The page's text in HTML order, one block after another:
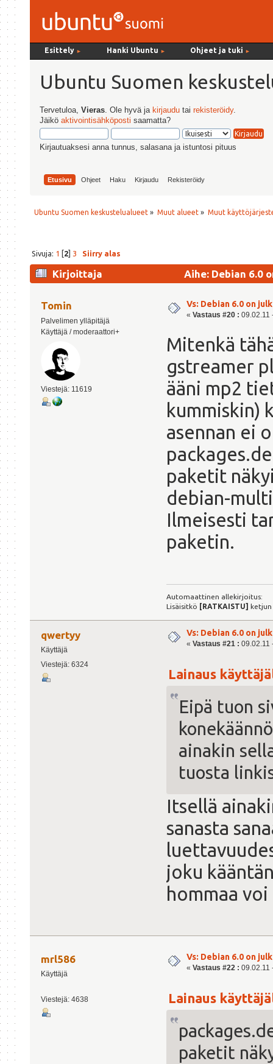
Esittely ► Hanki Ubuntu ► Ohjeet ja tuki ►
Ubuntu Suomen
Tervetuloa,Vieras . Ole hyvä ja kirjaudu tairekisteröidy.
Jäiköaktivointisähköposti saamatta?
Kirjautuaksesi anna tunnus, salasana ja istuntosi pituus
Etusivu Ohjeet Haku Kirjaudu Rekisteröidy
Ubuntu Suomen keskustelualueet » Muut alueet» Muut
Sivuja: 1 [2] 3 Siirry alas
Kirjoittaja Aihe: Debian 6.0
Tomin
Palvelimen ylläpitäjä
Käyttäjä / moderaattori+
Viestejä: 11619
Vs: Debian 6.0 on
« Vastaus #20 : 09.02.11
Mitenkä
gstreamer
ääni mp2
kummiskin)
asennan ei
paketit
debian-
Ilmeisesti
paketin.
Automaattinen allekirjoitus:
Lisäisitkö [RATKAISTU]
qwertyy
Käyttäjä
Viestejä: 6324
Vs: Debian 6.0 on
« Vastaus #21 : 09.02.11
Lainaus
Eipä tuon
ainakin
tuosta
Itsellä
sanasta
joku
hommaa
mrl586
Käyttäjä
Viestejä: 4638
Vs: Debian 6.0 on
« Vastaus #22 : 09.02.11
Lainaus
paketit